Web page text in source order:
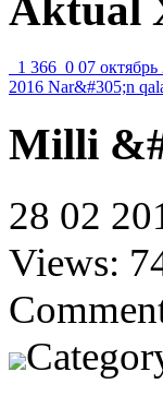
Aktual
1 366 0 07 октябрь
2016 Nar&#305;n
Milli
28 02
Views: